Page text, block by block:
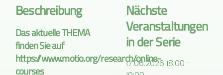
Beschreibung
Das aktuelle THEMA
finden Sie auf
https://www.motio.org/research/online-
courses
Nächste
Veranstaltungen
in der Serie
17.06.2026 18:00 -